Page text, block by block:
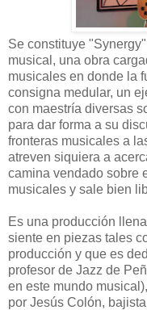
Se constituye
musical, una obra
musicales en donde la
consigna medular, un
con maestría diversas
para dar forma a su
fronteras musicales a
atreven siquiera a
camina vendado sobre
musicales y sale bien
Es una producción
siente en piezas tales
producción y que es
profesor de Jazz de
en este mundo
por Jesús Colón,